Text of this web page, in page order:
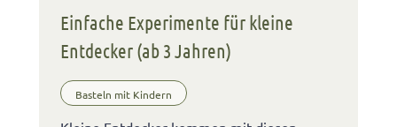
Einfache Experimente für kleine
Entdecker (ab 3 Jahren)
Basteln mit Kindern